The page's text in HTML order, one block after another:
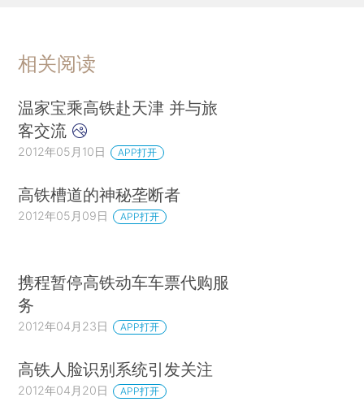
相关阅读
温家宝乘高铁赴天津 并与旅
客交流
2012年05月10日 APP打开
高铁槽道的神秘垄断者
2012年05月09日 APP打开
携程暂停高铁动车车票代购服
务
2012年04月23日 APP打开
高铁人脸识别系统引发关注
2012年04月20日 APP打开